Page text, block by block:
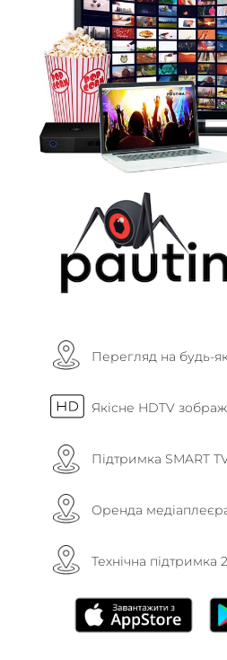
Перегляд на будь-
Якісне HDTV
Підтримка SMART
Оренда
Технічна підтримка